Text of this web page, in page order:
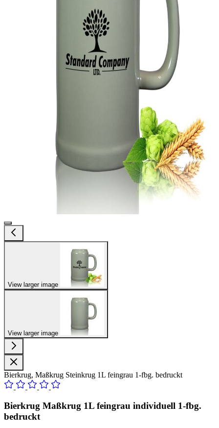
View larger image
View larger image
Bierkrug, Maßkrug Steinkrug 1L feingrau 1-fbg. bedruckt
Bierkrug Maßkrug 1L feingrau individuell 1-fbg.
bedruckt